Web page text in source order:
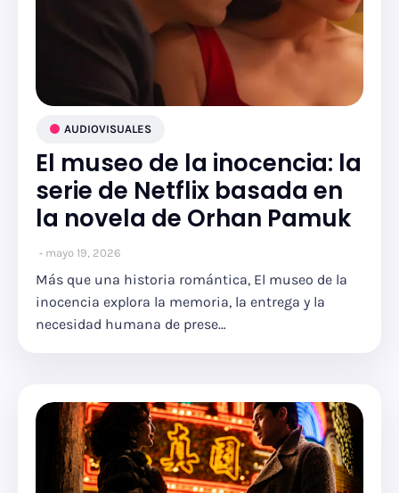
AUDIOVISUALES
El museo de la inocencia: la
serie de Netflix basada en
la novela de Orhan Pamuk
mayo 19, 2026
Más que una historia romántica, El museo de la
inocencia explora la memoria, la entrega y la
necesidad humana de prese…